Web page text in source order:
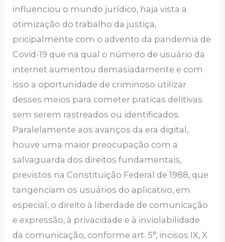
influenciou o mundo jurídico, haja vista a
otimização do trabalho da justiça,
pricipalmente com o advento da pandemia de
Covid-19 que na qual o número de usuário da
internet aumentou demasiadamente e com
isso a oportunidade de criminoso utilizar
desses meios para cometer praticas delitivas
sem serem rastreados ou identificados.
Paralelamente aos avanços da era digital,
houve uma maior preocupação com a
salvaguarda dos direitos fundamentais,
previstos na Constituição Federal de 1988, que
tangenciam os usuários do aplicativo, em
especial, o direito à liberdade de comunicação
e expressão, à privacidade e à inviolabilidade
da comunicação, conforme art. 5°, incisos IX, X